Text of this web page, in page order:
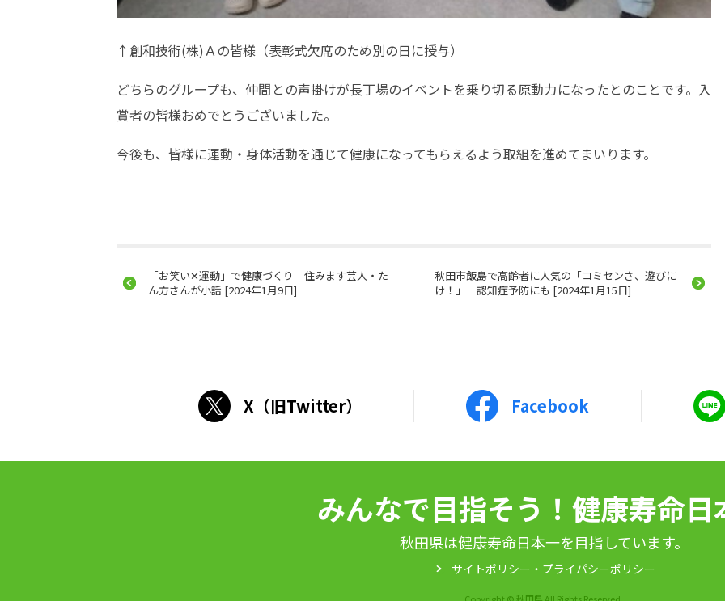
↑創和技術(株)Ａの皆様（表彰式欠席のため別の日に授与）
どちらのグループも、仲間との声掛けが長丁場のイベントを乗り切る原動力になったとのことです。入
賞者の皆様おめでとうございました。
今後も、皆様に運動・身体活動を通じて健康になってもらえるよう取組を進めてまいります。
「お笑い✕運動」で健康づくり 住みます芸人・た
ん方さんが小話 [2024年1月9日]
秋田市飯島で高齢者に人気の「コミセンさ、遊びに
け！」 認知症予防にも [2024年1月15日]
X（旧Twitter） Facebook
みんなで目指そう！健康寿命日
秋田県は健康寿命日本一を目指しています。
サイトポリシー・プライパシーポリシー
Copyright © 秋田県 All Rights Reserved.